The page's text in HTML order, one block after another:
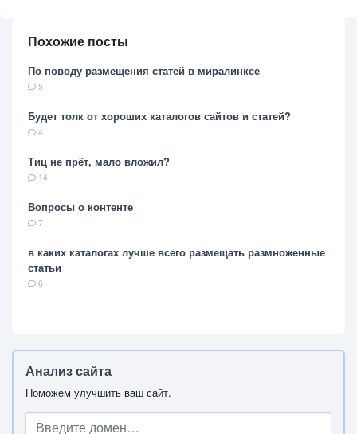
Похожие посты
По поводу размещения статей в миралинксе
5
Будет толк от хороших каталогов сайтов и статей?
4
Тиц не прёт, мало вложил?
14
Вопросы о контенте
7
в каких каталогах лучше всего размещать размноженные
статьи
6
Анализ сайта
Поможем улучшить ваш сайт.